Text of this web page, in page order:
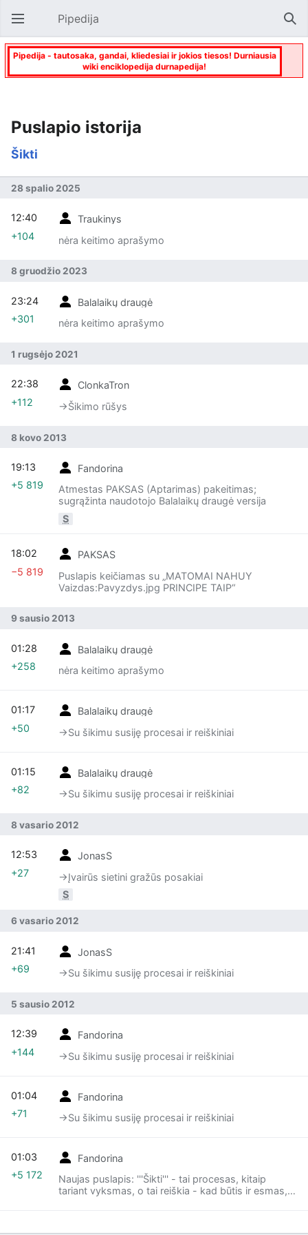
Atverti pagrindinį meniu Pipedija
Pipedija - tautosaka, gandai, kliedesiai ir jokios tiesos! Durniausia
wiki enciklopedija durnapedija!
Puslapio istorija
Šikti
28 spalio 2025
Traukinys
nėra keitimo aprašymo
12:40
+104
8 gruodžio 2023
Balalaikų draugė
nėra keitimo aprašymo
23:24
+301
1 rugsėjo 2021
ClonkaTron
→‎Šikimo rūšys
22:38
+112
8 kovo 2013
Fandorina
Atmestas PAKSAS (Aptarimas) pakeitimas;
sugrąžinta naudotojo Balalaikų draugė versija
S
19:13
+5 819
PAKSAS
Puslapis keičiamas su „MATOMAI NAHUY
Vaizdas:Pavyzdys.jpg PRINCIPE TAIP“
18:02
−5 819
9 sausio 2013
Balalaikų draugė
nėra keitimo aprašymo
01:28
+258
Balalaikų draugė
→‎Su šikimu susiję procesai ir reiškiniai
01:17
+50
Balalaikų draugė
→‎Su šikimu susiję procesai ir reiškiniai
01:15
+82
8 vasario 2012
JonasS
→‎Įvairūs sietini gražūs posakiai
S
12:53
+27
6 vasario 2012
JonasS
→‎Su šikimu susiję procesai ir reiškiniai
21:41
+69
5 sausio 2012
Fandorina
→‎Su šikimu susiję procesai ir reiškiniai
12:39
+144
Fandorina
→‎Su šikimu susiję procesai ir reiškiniai
01:04
+71
Fandorina
Naujas puslapis: '''Šikti''' - tai procesas, kitaip
tariant vyksmas, o tai reiškia - kad būtis ir esmas,
01:03
+5 172